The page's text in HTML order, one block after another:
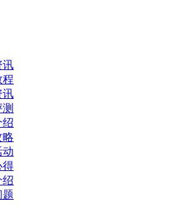
讯
程
讯
绍
略
动
得
绍
题